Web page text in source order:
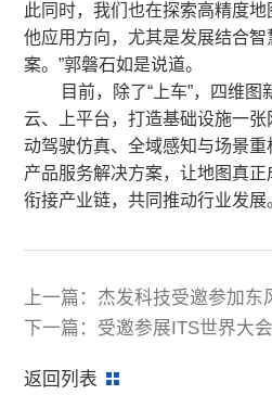
此同时，我们也在探索高精度
他应用方向，尤其是发展结合
案。”郭磐石如是说道。
目前，除了“上车”，四维
云、上平台，打造基础设施一
动驾驶仿真、全域感知与场景
产品服务解决方案，让地图真正
衔接产业链，共同推动行业发展
上一篇：杰发科技受邀参加
示交流会
下一篇：受邀参展ITS世界大
返回列表